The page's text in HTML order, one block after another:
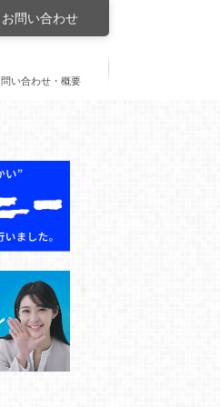
お問い合わせ
問い合わせ・概要